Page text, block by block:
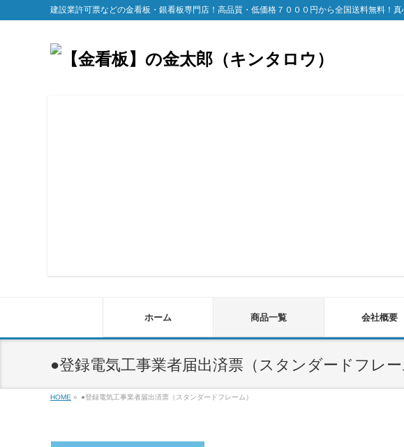
建設業許可票などの金看板・銀看板専門店！高品質・低価格７０００円から全国送料無料！
ホーム 商品一覧 会社概要
●登録電気工事業者届出済票（スタンダードフレー
HOME » ●登録電気工事業者届出済票（スタンダードフレーム）